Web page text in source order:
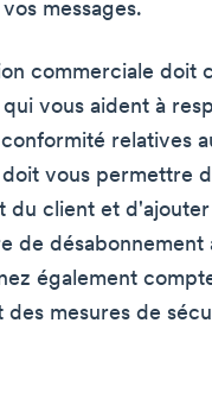
messages.
commerciale doit
vous aident à
relatives
vous permettre
du client et d'ajouter
de désabonnement
également
des mesures de